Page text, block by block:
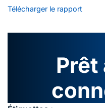
Télécharger le rapport
Prêt